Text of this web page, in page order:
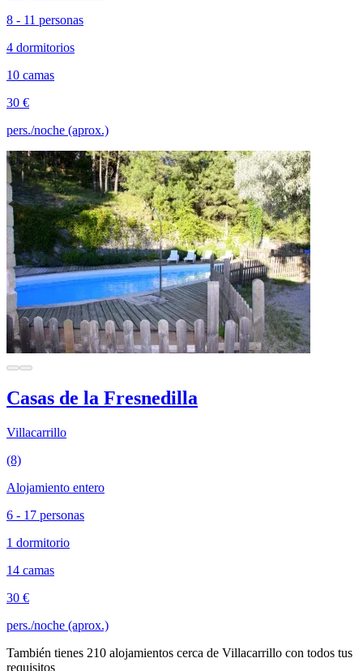
8 - 11 personas
4 dormitorios
10 camas
30 €
pers./noche (aprox.)
Casas de la Fresnedilla
Villacarrillo
(8)
Alojamiento entero
6 - 17 personas
1 dormitorio
14 camas
30 €
pers./noche (aprox.)
También tienes 210 alojamientos cerca de Villacarrillo con todos tus
requisitos